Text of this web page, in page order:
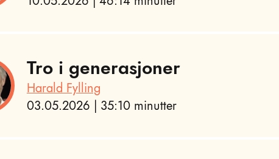
Tro i generasjoner
Harald Fylling
03.05.2026 | 35:10 minutter